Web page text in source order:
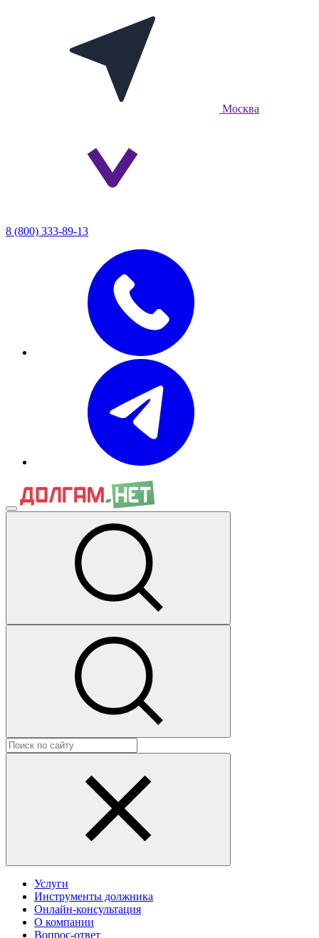
Москва
8 (800) 333-89-13
Услуги
Инструменты должника
Онлайн-консультация
О компании
Вопрос-ответ